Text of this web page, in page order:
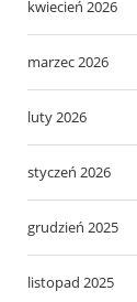
kwiecień 2026
marzec 2026
luty 2026
styczeń 2026
grudzień 2025
listopad 2025